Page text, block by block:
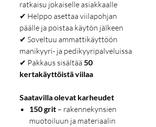
ratkaisu jokaiselle asiakkaalle
✔ Helppo asettaa viilapohjan
päälle ja poistaa käytön jälkeen
✔ Soveltuu ammattikäyttöön
manikyyri- ja pedikyyripalveluissa
✔ Pakkaus sisältää 50
kertakäyttöistä viilaa
Saatavilla olevat karheudet
150 grit – rakennekynsien
muotoiluun ja materiaalin